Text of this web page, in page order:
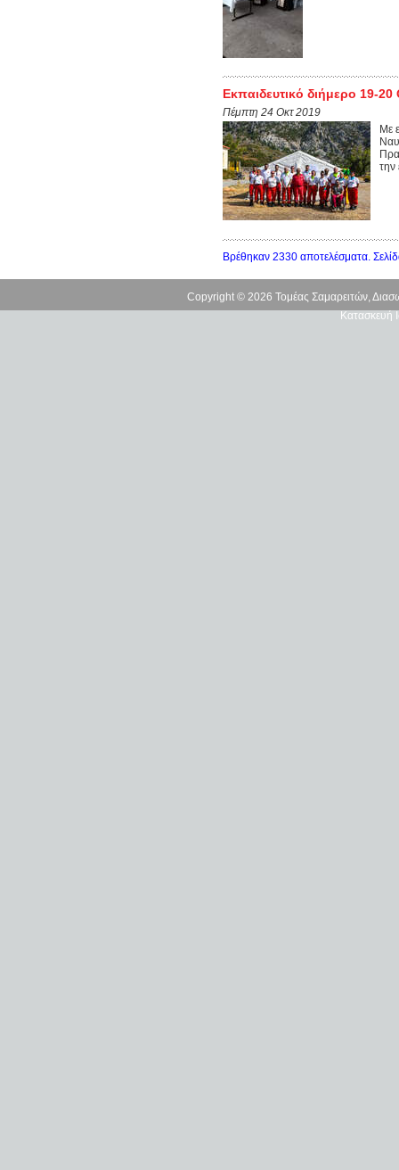
Εκπαιδευτικό διήμερο 19-
Πέμπτη 24 Οκτ 2019
Με
την
Βρέθηκαν 2330 αποτελέσματα.
Copyright © 2026 Τομέας Σαμαρειτών,
Κατασκευή